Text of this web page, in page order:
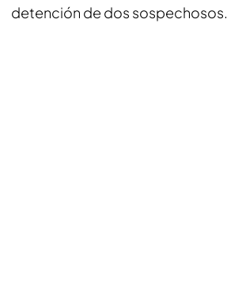
detención de dos sospechosos.